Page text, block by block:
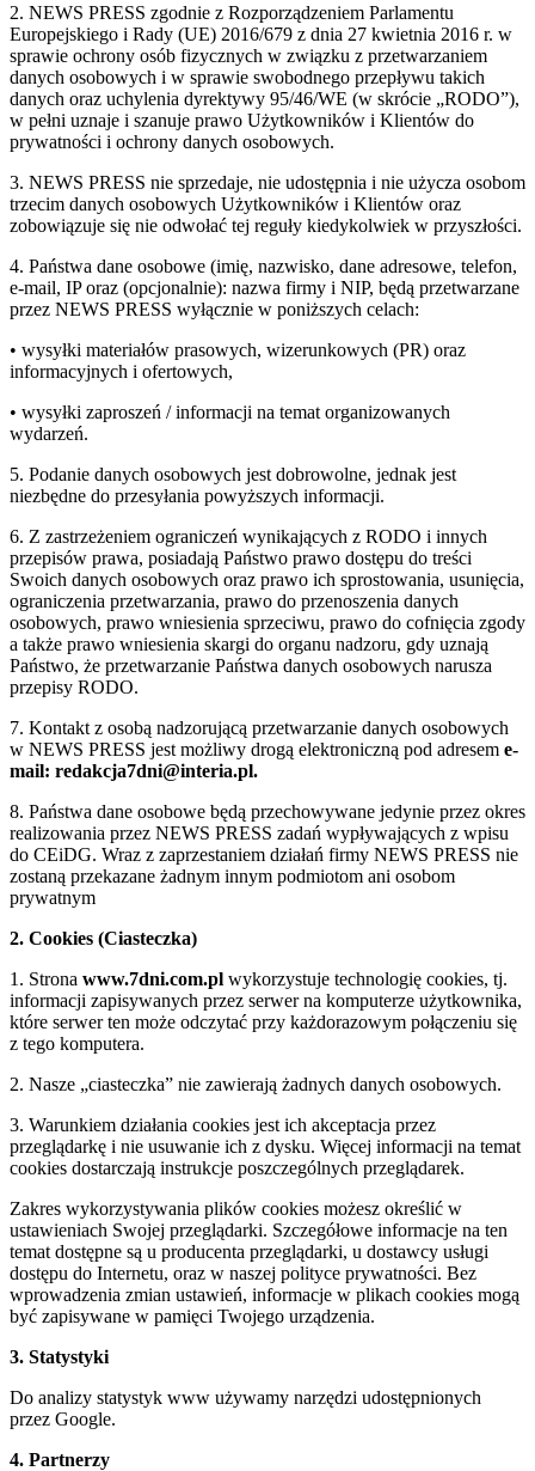
2. NEWS PRESS zgodnie z Rozporządzeniem Parlamentu
Europejskiego i Rady (UE) 2016/679 z dnia 27 kwietnia 2016 r. w
sprawie ochrony osób fizycznych w związku z przetwarzaniem
danych osobowych i w sprawie swobodnego przepływu takich
danych oraz uchylenia dyrektywy 95/46/WE (w skrócie „RODO”),
w pełni uznaje i szanuje prawo Użytkowników i Klientów do
prywatności i ochrony danych osobowych.
3. NEWS PRESS nie sprzedaje, nie udostępnia i nie użycza osobom
trzecim danych osobowych Użytkowników i Klientów oraz
zobowiązuje się nie odwołać tej reguły kiedykolwiek w przyszłości.
4. Państwa dane osobowe (imię, nazwisko, dane adresowe, telefon,
e-mail, IP oraz (opcjonalnie): nazwa firmy i NIP, będą przetwarzane
przez NEWS PRESS wyłącznie w poniższych celach:
• wysyłki materiałów prasowych, wizerunkowych (PR) oraz
informacyjnych i ofertowych,
• wysyłki zaproszeń / informacji na temat organizowanych
wydarzeń.
5. Podanie danych osobowych jest dobrowolne, jednak jest
niezbędne do przesyłania powyższych informacji.
6. Z zastrzeżeniem ograniczeń wynikających z RODO i innych
przepisów prawa, posiadają Państwo prawo dostępu do treści
Swoich danych osobowych oraz prawo ich sprostowania, usunięcia,
ograniczenia przetwarzania, prawo do przenoszenia danych
osobowych, prawo wniesienia sprzeciwu, prawo do cofnięcia zgody
a także prawo wniesienia skargi do organu nadzoru, gdy uznają
Państwo, że przetwarzanie Państwa danych osobowych narusza
przepisy RODO.
7. Kontakt z osobą nadzorującą przetwarzanie danych osobowych
w NEWS PRESS jest możliwy drogą elektroniczną pod adresem e-
mail: redakcja7dni@interia.pl.
8. Państwa dane osobowe będą przechowywane jedynie przez okres
realizowania przez NEWS PRESS zadań wypływających z wpisu
do CEiDG. Wraz z zaprzestaniem działań firmy NEWS PRESS nie
zostaną przekazane żadnym innym podmiotom ani osobom
prywatnym
2. Cookies (Ciasteczka)
1. Strona www.7dni.com.pl wykorzystuje technologię cookies, tj.
informacji zapisywanych przez serwer na komputerze użytkownika,
które serwer ten może odczytać przy każdorazowym połączeniu się
z tego komputera.
2. Nasze „ciasteczka” nie zawierają żadnych danych osobowych.
3. Warunkiem działania cookies jest ich akceptacja przez
przeglądarkę i nie usuwanie ich z dysku. Więcej informacji na temat
cookies dostarczają instrukcje poszczególnych przeglądarek.
Zakres wykorzystywania plików cookies możesz określić w
ustawieniach Swojej przeglądarki. Szczegółowe informacje na ten
temat dostępne są u producenta przeglądarki, u dostawcy usługi
dostępu do Internetu, oraz w naszej polityce prywatności. Bez
wprowadzenia zmian ustawień, informacje w plikach cookies mogą
być zapisywane w pamięci Twojego urządzenia.
3. Statystyki
Do analizy statystyk www używamy narzędzi udostępnionych
przez Google.
4. Partnerzy